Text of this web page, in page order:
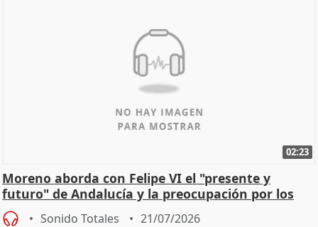
02:23
Moreno aborda con Felipe VI el "presente y
futuro" de Andalucía y la preocupación por los
incendios
Sonido Totales 21/07/2026